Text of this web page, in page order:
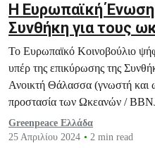
Η Ευρωπαϊκή
Συνθήκη για τους
Το Ευρωπαϊκό Κοινοβούλιο
υπέρ της επικύρωσης της
Ανοικτή Θάλασσα (γνωστή και
προστασία των Ωκεανών /
National Jurisdiction") με
υπέρ.
Greenpeace Ελλάδα
25 Απριλίου 2024
2 min read